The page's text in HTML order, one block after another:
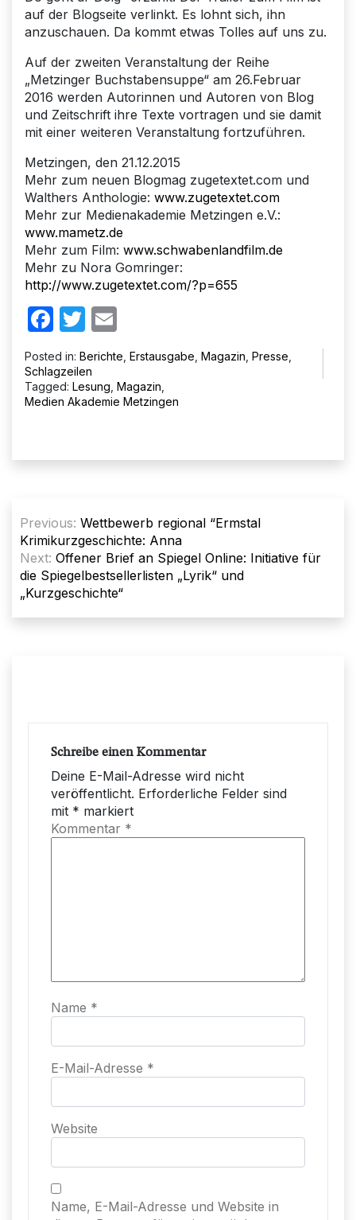
auf der Blogseite verlinkt. Es lohnt sich, ihn
anzuschauen. Da kommt etwas Tolles auf uns zu.
Auf der zweiten Veranstaltung der Reihe
„Metzinger Buchstabensuppe“ am 26.Februar
2016 werden Autorinnen und Autoren von Blog
und Zeitschrift ihre Texte vortragen und sie damit
mit einer weiteren Veranstaltung fortzuführen.
Metzingen, den 21.12.2015
Mehr zum neuen Blogmag zugetextet.com und
Walthers Anthologie: www.zugetextet.com
Mehr zur Medienakademie Metzingen e.V.:
www.mametz.de
Mehr zum Film: www.schwabenlandfilm.de
Mehr zu Nora Gomringer:
http://www.zugetextet.com/?p=655
Facebook
Twitter
Posted in: Berichte Erstausgabe Magazin Presse
Schlagzeilen
Tagged: Lesung Magazin
Medien Akademie Metzingen
Previous: Wettbewerb regional “Ermstal
Krimikurzgeschichte: Anna
Next: Offener Brief an Spiegel Online: Initiative für
die Spiegelbestsellerlisten „Lyrik“ und
„Kurzgeschichte“
Schreibe einen Kommentar
Deine E-Mail-Adresse wird nicht
veröffentlicht. Erforderliche Felder sind
mit * markiert
Kommentar *
Name *
E-Mail-Adresse *
Website
Name, E-Mail-Adresse und Website in